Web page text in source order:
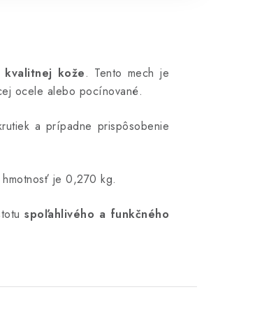
kvalitnej kože. Tento mech je
ocele alebo pocínované.
a prípadne prispôsobenie
hmotnosť je 0,270 kg.
spoľahlivého a funkčného